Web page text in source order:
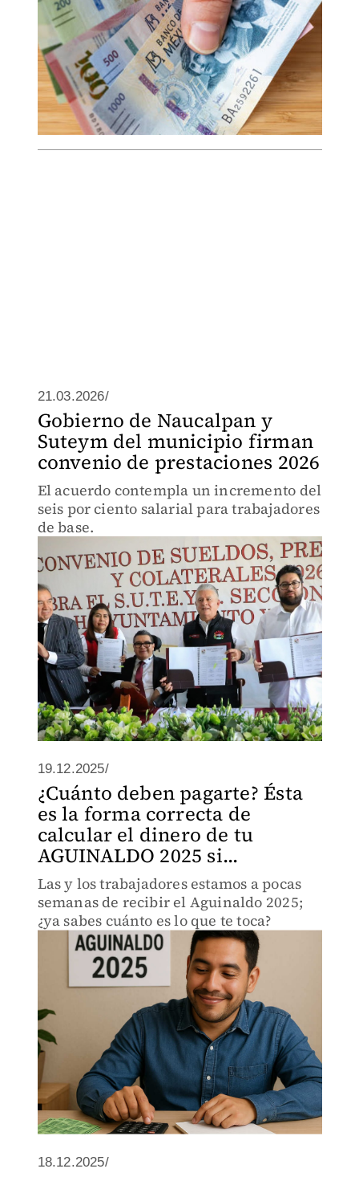
21.03.2026/
Gobierno de Naucalpan y
Suteym del municipio firman
convenio de prestaciones 2026
El acuerdo contempla un incremento del
seis por ciento salarial para trabajadores
de base.
19.12.2025/
¿Cuánto deben pagarte? Ésta
es la forma correcta de
calcular el dinero de tu
AGUINALDO 2025 si...
Las y los trabajadores estamos a pocas
semanas de recibir el Aguinaldo 2025;
¿ya sabes cuánto es lo que te toca?
18.12.2025/